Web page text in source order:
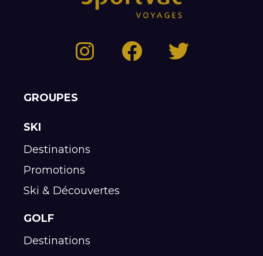
GROUPES
SKI
Destinations
Promotions
Ski & Découvertes
GOLF
Destinations